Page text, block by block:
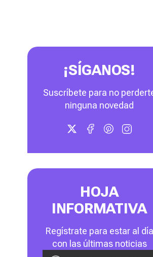
¡SÍGANOS!
Suscríbete para no
ninguna novedad
HOJA
INFORMATIVA
Regístrate para estar al día
con las últimas noticias